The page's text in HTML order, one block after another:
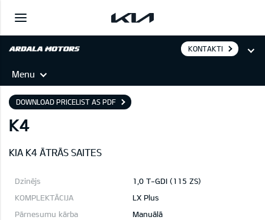
KONTAKTI
Menu
DOWNLOAD PRICELIST AS PDF
K4
KIA K4 ĀTRĀS SAITES
1,0 T-GDI (115 ZS)
LX Plus
Manuālā